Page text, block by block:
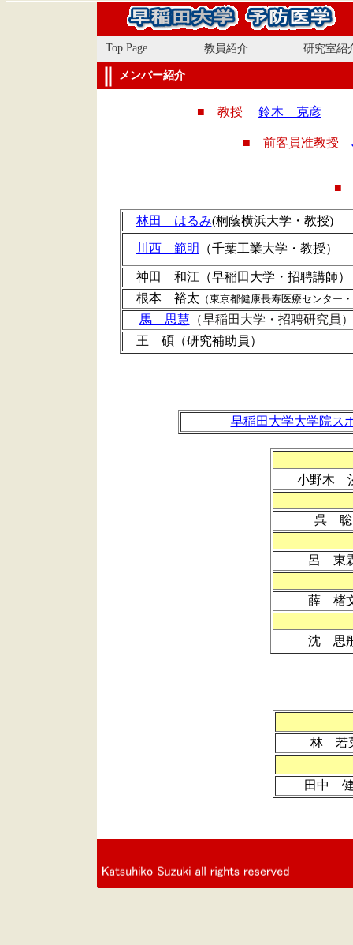
Top Page 教員紹介 研究室紹
メンバー紹介
■ 教授 鈴木 克彦
■ 前客員准教授
■
林田 はるみ(桐蔭横浜大学・教授)
川西 範明 （千葉工業大学・教授）
神田 和江（早稲田大学・招聘講師）
根本 裕太 （東京都健康長寿医療センター
馬 思慧（早稲田大学・招聘研究員）
王 碩（研究補助員）
早稲田大学大学院ス
小野木
呉 聡
呂 東
薛 楮
沈 思
林 若
田中